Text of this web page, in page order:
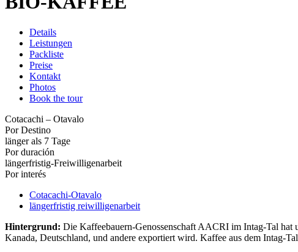
Details
Leistungen
Packliste
Preise
Kontakt
Photos
Book the tour
Cotacachi – Otavalo
Por Destino
länger als 7 Tage
Por duración
längerfristig-Freiwilligenarbeit
Por interés
Cotacachi-Otavalo
längerfristig reiwilligenarbeit
Hintergrund: Die Kaffeebauern-Genossenschaft AACRI im Intag-Tal
Kanada, Deutschland, und andere exportiert wird. Kaffee aus dem Intag-